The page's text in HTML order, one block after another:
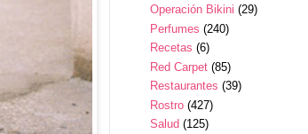
Operación Bikini (29)
Perfumes (240)
Recetas (6)
Red Carpet (85)
Restaurantes (39)
Rostro (427)
Salud (125)